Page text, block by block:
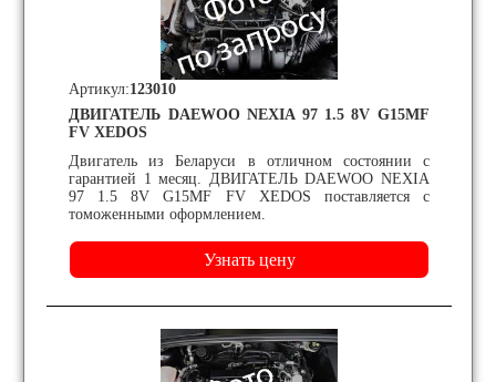
ДВИГАТЕЛЬ DAEWOO NEXIA 97 1.5 8V G15MF
FV XEDOS
Двигатель из Беларуси в отличном состоянии с
гарантией 1 месяц. ДВИГАТЕЛЬ DAEWOO NEXIA
97 1.5 8V G15MF FV XEDOS поставляется с
томоженными оформлением.
Артикул:123010